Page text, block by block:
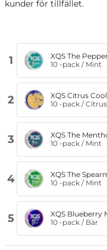
kunder för tillfället.
1
XQS The
10 -pack / Mint
2
XQS Citrus
10 -pack /Citrus
3
10 -pack / Mint
4
XQS The
10 -pack / Mint
5
XQS Blueberry
10 -pack / Bär